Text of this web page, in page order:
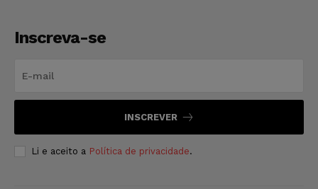
Inscreva-se
INSCREVER
Li e aceito a Política de privacidade.